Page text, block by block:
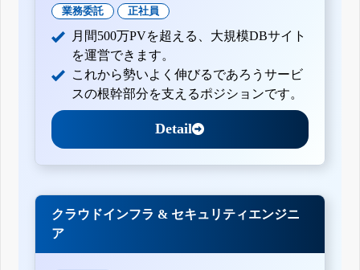
業務委託 正社員
月間500万PVを超える、大規模DBサイト
を運営できます。
これから勢いよく伸びるであろうサービ
スの根幹部分を支えるポジションです。
Detail
クラウドインフラ & セキュリティエンジニ
ア